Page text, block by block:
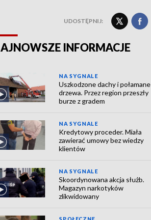
UDOSTĘPNIJ:
INFORMACJE
NA SYGNALE
Uszkodzone dachy i połamane
drzewa. Przez region przeszły
burze z gradem
NA SYGNALE
Kredytowy proceder. Miała
zawierać umowy bez wiedzy
klientów
NA SYGNALE
Skoordynowana akcja służb.
Magazyn narkotyków
zlikwidowany